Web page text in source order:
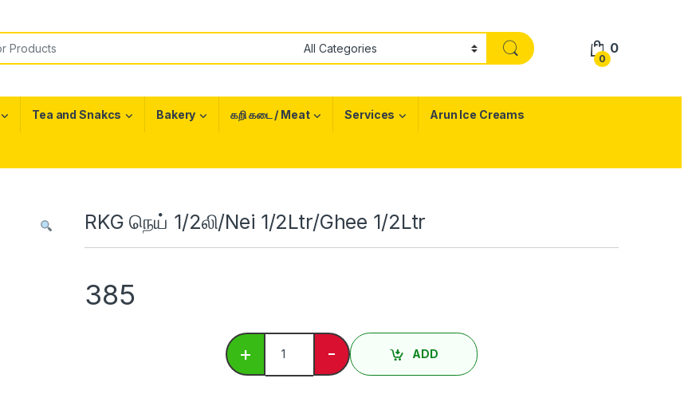
0
0
Tea and Snakcs Bakery கறி கடை / Meat Services Arun Ice Creams
RKG நெய் 1/2லி/Nei 1/2Ltr/Ghee 1/2Ltr
385
+
RKG நெய் 1/2லி/Nei 1/2Ltr/Ghee 1/2Ltr quantity
- ADD